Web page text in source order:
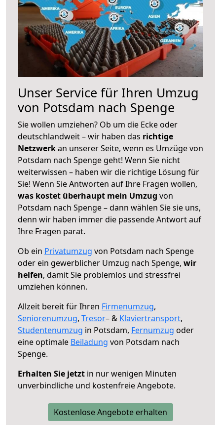
Unser Service für Ihren Umzug
von Potsdam nach Spenge
Sie wollen umziehen? Ob um die Ecke oder
deutschlandweit – wir haben das richtige
Netzwerkan unserer Seite, wenn es Umzüge von
Potsdam nach Spenge geht! Wenn Sie nicht
weiterwissen – haben wir die richtige Lösung für
Sie! Wenn Sie Antworten auf Ihre Fragen wollen,
was kostet überhaupt mein Umzug von
Potsdam nach Spenge – dann wählen Sie sie uns,
denn wir haben immer die passende Antwort auf
Ihre Fragen parat.
Ob ein Privatumzug von Potsdam nach Spenge
oder ein gewerblicher Umzug nach Spenge, wir
helfen, damit Sie problemlos und stressfrei
umziehen können.
Allzeit bereit für Ihren Firmenumzug,
Seniorenumzug, Tresor– & Klaviertransport,
Studentenumzug in Potsdam, Fernumzug oder
eine optimale Beiladung von Potsdam nach
Spenge.
Erhalten Sie jetzt in nur wenigen Minuten
unverbindliche und kostenfreie Angebote.
Kostenlose Angebote erhalten